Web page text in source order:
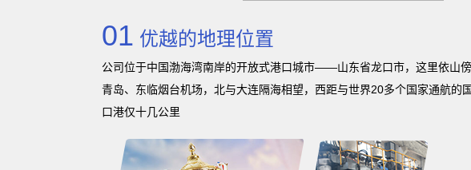
01 优越的地理位置
公司位于中国渤海湾南岸的开放式港口城市——山东省龙口市，这里依山
青岛、东临烟台机场，北与大连隔海相望，西距与世界20多个国家通航
口港仅十几公里